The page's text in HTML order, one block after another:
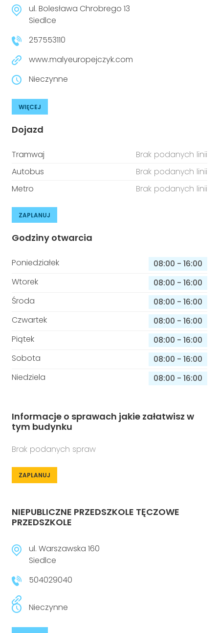
ul. Bolesława Chrobrego 13
Siedlce
257553110
www.malyeuropejczyk.com
Nieczynne
WIĘCEJ
Dojazd
Tramwaj
Brak podanych linii
Autobus
Brak podanych linii
Metro
Brak podanych linii
ZAPLANUJ
Godziny otwarcia
Poniedziałek 08:00 - 16:00
Wtorek
08:00 - 16:00
Środa
08:00 - 16:00
Czwartek
08:00 - 16:00
Piątek
08:00 - 16:00
Sobota
08:00 - 16:00
Niedziela
08:00 - 16:00
Informacje o sprawach jakie załatwisz w
tym budynku
Brak podanych spraw
ZAPLANUJ
NIEPUBLICZNE PRZEDSZKOLE TĘCZOWE
PRZEDSZKOLE
ul. Warszawska 160
Siedlce
504029040
Nieczynne